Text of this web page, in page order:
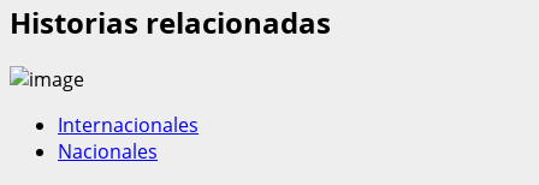
Historias relacionadas
Internacionales
Nacionales